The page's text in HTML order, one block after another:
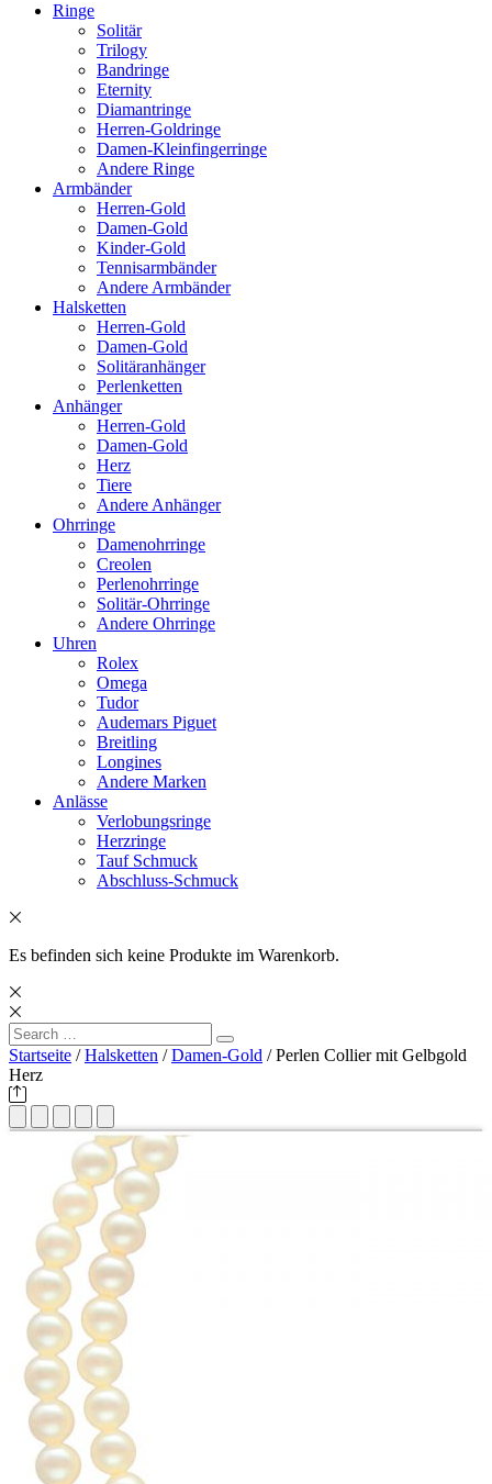
Ringe
Solitär
Trilogy
Bandringe
Eternity
Diamantringe
Herren-Goldringe
Damen-Kleinfingerringe
Andere Ringe
Armbänder
Herren-Gold
Damen-Gold
Kinder-Gold
Tennisarmbänder
Andere Armbänder
Halsketten
Herren-Gold
Damen-Gold
Solitäranhänger
Perlenketten
Anhänger
Herren-Gold
Damen-Gold
Herz
Tiere
Andere Anhänger
Ohrringe
Damenohrringe
Creolen
Perlenohrringe
Solitär-Ohrringe
Andere Ohrringe
Uhren
Rolex
Omega
Tudor
Audemars Piguet
Breitling
Longines
Andere Marken
Anlässe
Verlobungsringe
Herzringe
Tauf Schmuck
Abschluss-Schmuck
Es befinden sich keine Produkte im Warenkorb.
Search
for:
Search
Startseite /Halsketten /Damen-Gold / Perlen Collier mit Gelbgold
Herz